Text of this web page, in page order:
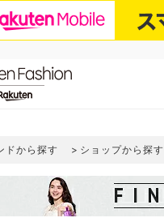
ドから探す ショップから探す